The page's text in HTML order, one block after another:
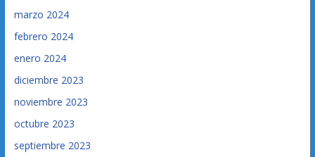
marzo 2024
febrero 2024
enero 2024
diciembre 2023
noviembre 2023
octubre 2023
septiembre 2023